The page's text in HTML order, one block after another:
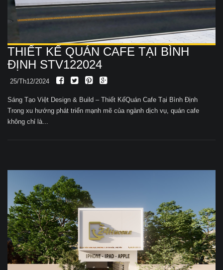
THIẾT KẾ QUÁN CAFE TẠI BÌNH
ĐỊNH STV122024
25/Th12/2024
Sáng Tạo Việt Design & Build – Thiết KếQuán Cafe Tại Bình Định
Trong xu hướng phát triển mạnh mẽ của ngành dịch vụ, quán cafe
không chỉ là...